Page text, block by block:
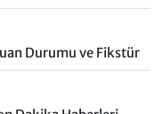
Durumu ve Fikstür